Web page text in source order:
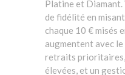
Platine et Diamant.
de fidélité en
chaque 10 € misés
augmentent avec
retraits prioritaires,
élevées, et un